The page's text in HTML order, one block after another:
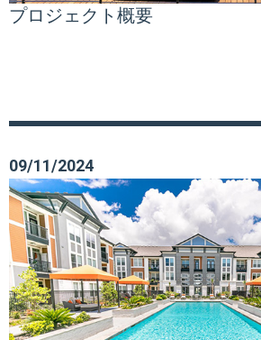
プロジェクト概要
09/11/2024